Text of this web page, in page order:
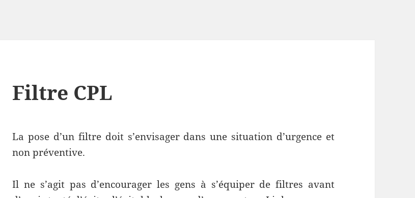
Filtre CPL
La pose d’un filtre doit s’envisager dans une situation d’urgence et
non préventive.
Il ne s’agit pas d’encourager les gens à s’équiper de filtres avant